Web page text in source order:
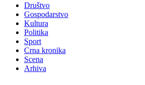
Društvo
Gospodarstvo
Kultura
Politika
Sport
Crna kronika
Scena
Arhiva